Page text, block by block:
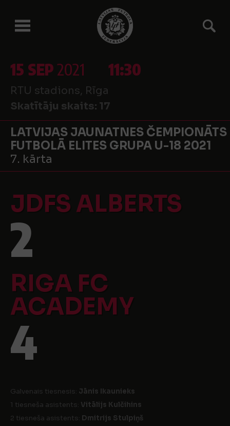
15 SEP2021 11:30
RTU stadions, Rīga
Skatītāju skaits: 17
LATVIJAS JAUNATNES ČEMPIONĀTS
FUTBOLĀ ELITES GRUPA U-18 2021
7. kārta
JDFS ALBERTS
2
RIGA FC
ACADEMY
4
Galvenais tiesnesis: Jānis Ikaunieks
1 tiesneša asistents: Vitālijs Kulčihins
2 tiesneša asistents: Dmitrijs Stulpiņš